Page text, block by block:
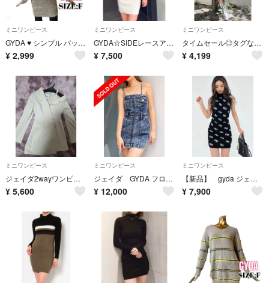
ミニワンピース
GYDA ♥ シンプル バックオープンタイトニットワンピース 袖ケーブル
¥ 2,999
ミニワンピース
GYDA☆SIDEレースアップテレコタイトワンピース
¥ 7,500
ミニワンピース
タイムセール◎タグなし未使用◎GYDA GG MOLDリブニット ワンピース
¥ 4,199
ミニワンピース
ジェイダ2wayワンピース
¥ 5,600
ミニワンピース
ジェイダ GYDA フロントZIPタイトデニムワンピース Mサイズ ミニワンピ
¥ 12,000
ミニワンピース
【新品】 gyda ジェイダ GG pattern アメスリニットワンピース 黒
¥ 7,900